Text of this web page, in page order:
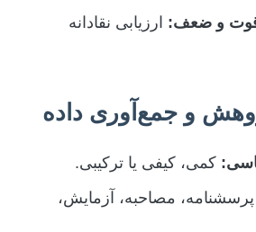
قوت و ضعف: ارزیابی نقادانه
کمی، کیفی یا ترکیبی.
پرسشنامه، مصاحبه، آزمایش،